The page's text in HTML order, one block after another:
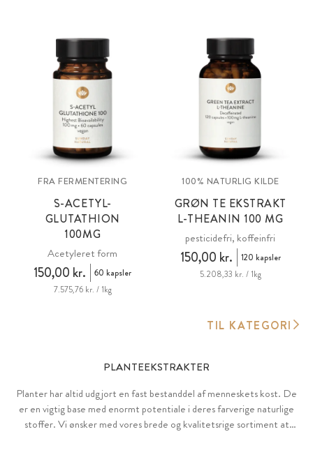
FRA FERMENTERING
S-ACETYL-
GLUTATHION
100MG
Acetyleret form
150,00 kr.
60 kapsler
7.575,76 kr. / 1kg
100% NATURLIG KILDE
GRØN TE EKSTRAKT
L-THEANIN 100 MG
pesticidefri, koffeinfri
150,00 kr.
120 kapsler
5.208,33 kr. / 1kg
TIL KATEGORI
PLANTEEKSTRAKTER
Planter har altid udgjort en fast bestanddel af menneskets kost. De
er en vigtig base med enormt potentiale i deres farverige naturlige
stoffer. Vi ønsker med vores brede og kvalitetsrige sortiment at